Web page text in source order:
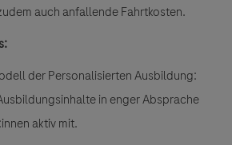
auch anfallende Fahrtkosten.
derPersonalisierten Ausbildung:
in enger Absprache
aktiv mit.